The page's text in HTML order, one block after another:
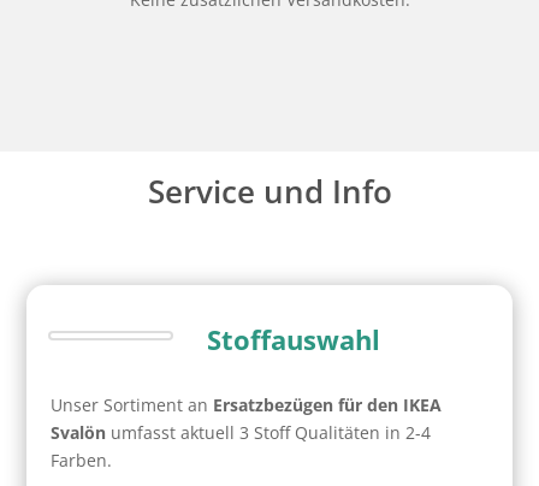
Service und Info
Stoffauswahl
Unser Sortiment an Ersatzbezügen für den IKEA
Svalön umfasst aktuell 3 Stoff Qualitäten in 2-4
Farben.